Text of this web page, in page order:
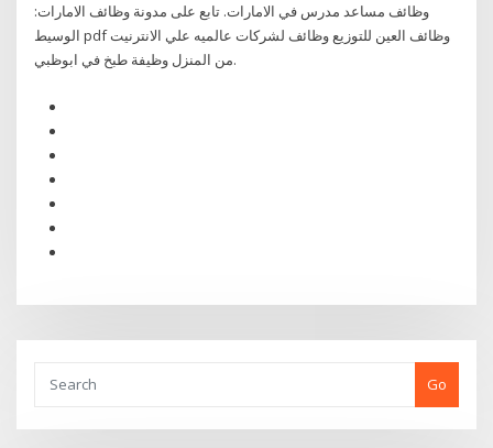
وظائف مساعد مدرس في الامارات. تابع على مدونة وظائف الامارات:
الوسيط pdf وظائف العين للتوزيع وظائف لشركات عالميه علي الانترنيت
من المنزل وظيفة طبخ في ابوظبي.
Go